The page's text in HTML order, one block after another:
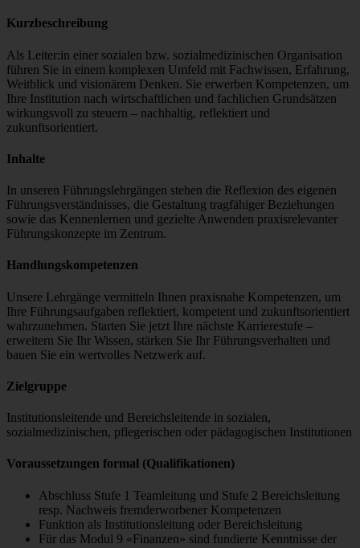
Kurzbeschreibung
Als Leiter:in einer sozialen bzw. sozialmedizinischen Organisation
führen Sie in einem komplexen Umfeld mit Fachwissen, Erfahrung,
Weitblick und visionärem Denken. Sie erwerben Kompetenzen, um
Ihre Institution nach wirtschaftlichen und fachlichen Grundsätzen
wirkungsvoll zu steuern – nachhaltig, reflektiert und
zukunftsorientiert.
Inhalte
In unseren Führungslehrgängen stehen die Reflexion des eigenen
Führungsverständnisses, die Gestaltung tragfähiger Beziehungen
sowie das Kennenlernen und gezielte Anwenden praxisrelevanter
Führungskonzepte im Zentrum.
Handlungskompetenzen
Unsere Lehrgänge vermitteln Ihnen praxisnahe Kompetenzen, um
Ihre Führungsaufgaben reflektiert, kompetent und zukunftsorientiert
wahrzunehmen. Starten Sie jetzt Ihre nächste Karrierestufe –
erweitern Sie Ihr Wissen, stärken Sie Ihr Führungsverhalten und
bauen Sie ein wertvolles Netzwerk auf.
Zielgruppe
Institutionsleitende und Bereichsleitende in sozialen,
sozialmedizinischen, pflegerischen oder pädagogischen Institutionen
Voraussetzungen formal (Qualifikationen)
Abschluss Stufe 1 Teamleitung und Stufe 2 Bereichsleitung
resp. Nachweis fremderworbener Kompetenzen
Funktion als Institutionsleitung oder Bereichsleitung
Für das Modul 9 «Finanzen» sind fundierte Kenntnisse der